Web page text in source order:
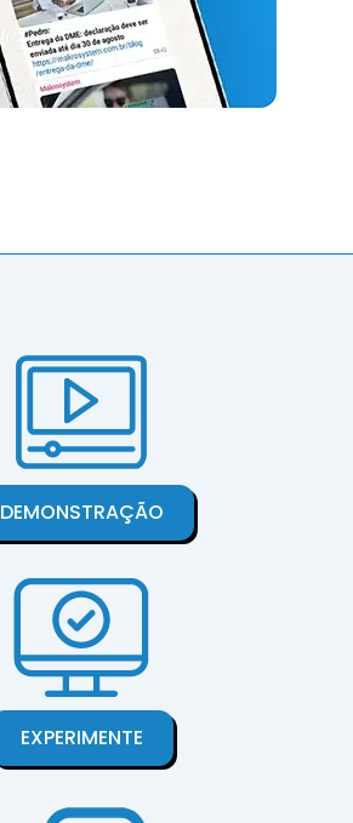
DEMONSTRAÇÃO
EXPERIMENTE